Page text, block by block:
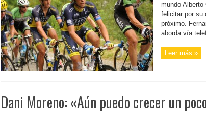
mundo Alberto
felicitar por su
próximo.
aborda vía
Leer más »
Dani Moreno: «Aún puedo crecer un